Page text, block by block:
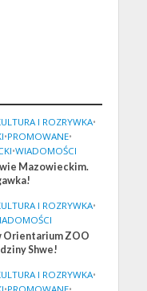
I ROZRYWKA•
•PROMOWANE•
•WIADOMOŚCI
Mazowieckim.
I ROZRYWKA•
Orientarium ZOO
Shwe!
I ROZRYWKA•